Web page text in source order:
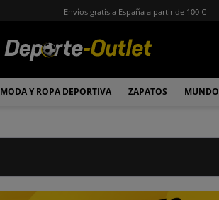
Envíos gratis a España a partir de 100 €
MODA Y ROPA DEPORTIVA ZAPATOS